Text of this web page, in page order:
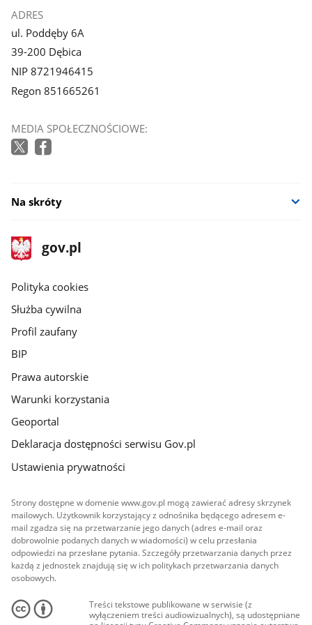
ADRES
ul. Poddęby 6A
39-200 Dębica
NIP 8721946415
Regon 851665261
MEDIA SPOŁECZNOŚCIOWE:
Na skróty
stopka
gov.pl
Strona
gov.pl
gov.pl
Polityka cookies
Służba cywilna
Profil zaufany
BIP
Prawa autorskie
Warunki korzystania
Geoportal
Deklaracja dostępności serwisu Gov.pl
Ustawienia prywatności
Strony dostępne w domenie www.gov.pl mogą zawierać adresy skrzynek
mailowych. Użytkownik korzystający z odnośnika będącego adresem e-
mail zgadza się na przetwarzanie jego danych (adres e-mail oraz
dobrowolnie podanych danych w wiadomości) w celu przesłania
odpowiedzi na przesłane pytania. Szczegóły przetwarzania danych przez
każdą z jednostek znajdują się w ich politykach przetwarzania danych
osobowych.
Treści tekstowe publikowane w serwisie (z
wyłączeniem treści audiowizualnych), są udostępniane